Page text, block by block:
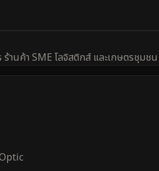
านค้า SME โลจิสติกส์ และเกษตรชุมชน